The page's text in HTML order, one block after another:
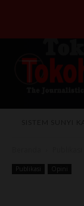
Publikasi Opini